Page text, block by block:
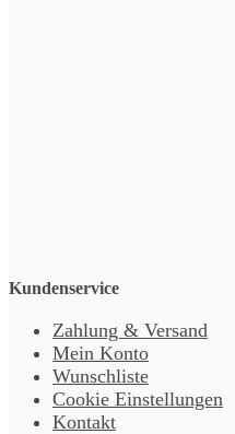
Kundenservice
Zahlung & Versand
Mein Konto
Wunschliste
Cookie Einstellungen
Kontakt